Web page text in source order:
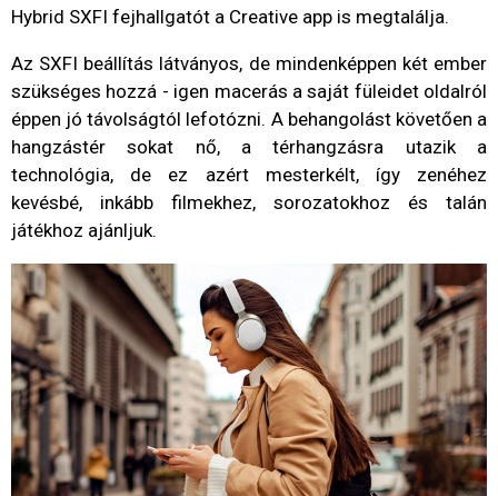
Hybrid SXFI fejhallgatót a Creative app is megtalálja.
Az SXFI beállítás látványos, de mindenképpen két ember
szükséges hozzá - igen macerás a saját füleidet oldalról
éppen jó távolságtól lefotózni. A behangolást követően a
hangzástér sokat nő, a térhangzásra utazik a
technológia, de ez azért mesterkélt, így zenéhez
kevésbé, inkább filmekhez, sorozatokhoz és talán
játékhoz ajánljuk.